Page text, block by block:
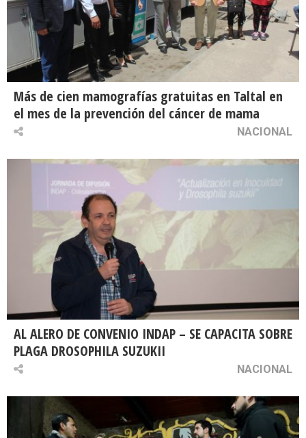
Más de cien mamografías gratuitas en Taltal en
el mes de la prevención del cáncer de mama
NACIONAL
AL ALERO DE CONVENIO INDAP – SE CAPACITA SOBRE
PLAGA DROSOPHILA SUZUKII
NACIONAL